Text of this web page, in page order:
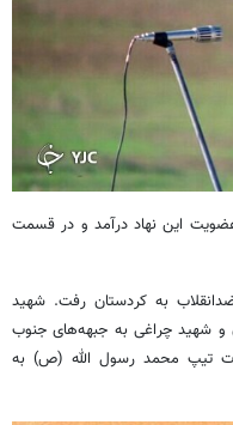
به عضویت این نهاد درآمد و در قسمت
مبارزه با ضدانقلاب به کردستان رفت. شهید
و شهید چراغی به جبهه‌های جنوب
تیپ محمد رسول الله (ص) به